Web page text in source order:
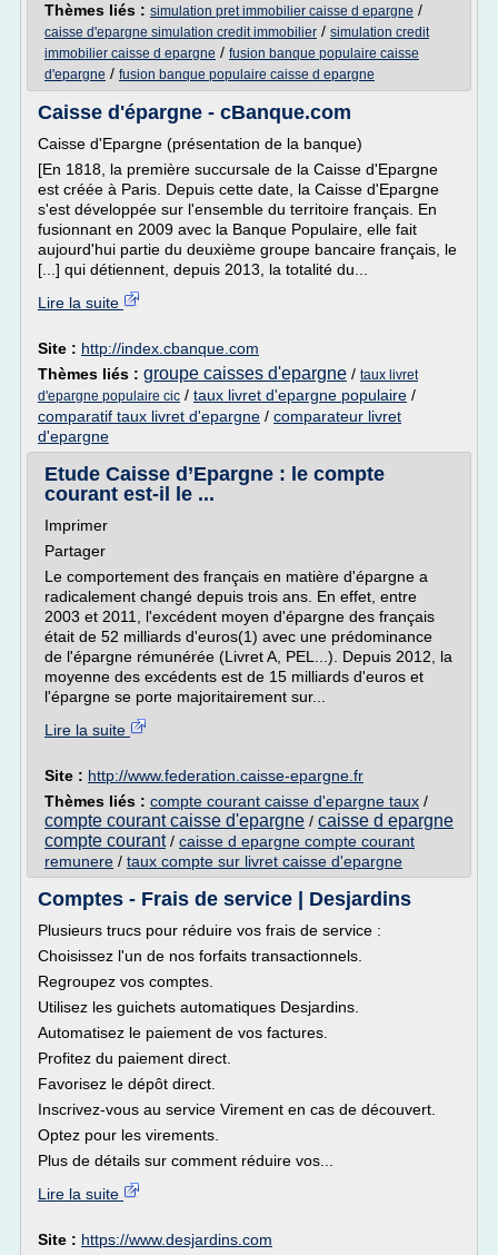
Thèmes liés : simulation pret immobilier caisse d epargne /
caisse d'epargne simulation credit immobilier / simulation credit
immobilier caisse d epargne / fusion banque populaire caisse
d'epargne / fusion banque populaire caisse d epargne
Caisse d'épargne - cBanque.com
Caisse d'Epargne (présentation de la banque)
[En 1818, la première succursale de la Caisse d'Epargne
est créée à Paris. Depuis cette date, la Caisse d'Epargne
s'est développée sur l'ensemble du territoire français. En
fusionnant en 2009 avec la Banque Populaire, elle fait
aujourd'hui partie du deuxième groupe bancaire français, le
[...] qui détiennent, depuis 2013, la totalité du...
Lire la suite
Site : http://index.cbanque.com
Thèmes liés : groupe caisses d'epargne / taux livret
d'epargne populaire cic / taux livret d'epargne populaire /
comparatif taux livret d'epargne / comparateur livret
d'epargne
Etude Caisse d’Epargne : le compte
courant est-il le ...
Imprimer
Partager
Le comportement des français en matière d'épargne a
radicalement changé depuis trois ans. En effet, entre
2003 et 2011, l'excédent moyen d'épargne des français
était de 52 milliards d'euros(1) avec une prédominance
de l'épargne rémunérée (Livret A, PEL...). Depuis 2012, la
moyenne des excédents est de 15 milliards d'euros et
l'épargne se porte majoritairement sur...
Lire la suite
Site : http://www.federation.caisse-epargne.fr
Thèmes liés : compte courant caisse d'epargne taux /
compte courant caisse d'epargne / caisse d epargne
compte courant/ caisse d epargne compte courant
remunere / taux compte sur livret caisse d'epargne
Comptes - Frais de service | Desjardins
Plusieurs trucs pour réduire vos frais de service :
Choisissez l'un de nos forfaits transactionnels.
Regroupez vos comptes.
Utilisez les guichets automatiques Desjardins.
Automatisez le paiement de vos factures.
Profitez du paiement direct.
Favorisez le dépôt direct.
Inscrivez-vous au service Virement en cas de découvert.
Optez pour les virements.
Plus de détails sur comment réduire vos...
Lire la suite
Site : https://www.desjardins.com